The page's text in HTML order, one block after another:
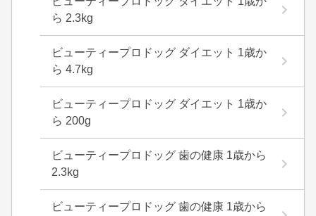
ら 2.3kg
ビューティープロドッグ ダイエット 1歳か
ら 4.7kg
ビューティープロドッグ ダイエット 1歳か
ら 200g
ビューティープロドッグ 歯の健康 1歳から
2.3kg
ビューティープロドッグ 歯の健康 1歳から